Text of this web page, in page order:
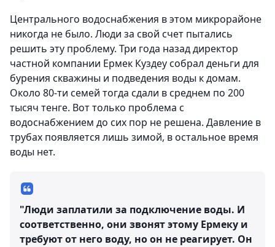
Центрального водоснабжения в этом микрорайоне
никогда не было. Люди за свой счет пытались
решить эту проблему. Три года назад директор
частной компании Ермек Куздеу собрал деньги для
бурения скважины и подведения воды к домам.
Около 80-ти семей тогда сдали в среднем по 200
тысяч тенге. Вот только проблема с
водоснабжением до сих пор не решена. Давление в
трубах появляется лишь зимой, в остальное время
воды нет.
"Люди заплатили за подключение воды. И
соответственно, они звонят этому Ермеку и
требуют от него воду, но он не реагирует. Он